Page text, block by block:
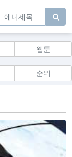
웹툰
순위